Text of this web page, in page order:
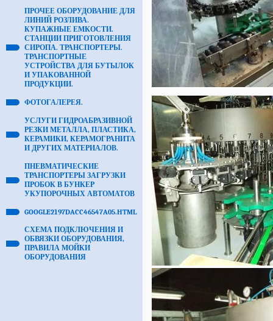
ПРОЧЕЕ ОБОРУДОВАНИЕ ДЛЯ
ЛИНИЙ РОЗЛИВА.
КУПАЖНЫЕ ЕМКОСТИ.
СТАНЦИИ ПРИГОТОВЛЕНИЯ
СИРОПА. ТРАНСПОРТЕРЫ.
ТРАНСПОРТНЫЕ
УСТРОЙСТВА ДЛЯ БУТЫЛОК
И УПАКОВАННОЙ
ПРОДУКЦИИ.
ФОТОГАЛЕРЕЯ.
УСЛУГИ ГИДРОАБРАЗИВНОЙ
РЕЗКИ МЕТАЛЛА, ПЛАСТИКА,
КЕРАМИКИ, КЕРАМОГРАНИТА
И ДРУГИХ МАТЕРИАЛОВ.
ПНЕВМАТИЧЕСКИЕ
ТРАНСПОРТЕРЫ ЗАГРУЗКИ
ПРОБОК В БУНКЕР
УКУПОРОЧНЫХ АВТОМАТОВ
GOOGLE2197DACC46547A05.HTML
СХЕМА ПОДКЛЮЧЕНИЯ И
ОБВЯЗКИ ОБОРУДОВАНИЯ,
ПРАВИЛА МОЙКИ
ОБОРУДОВАНИЯ